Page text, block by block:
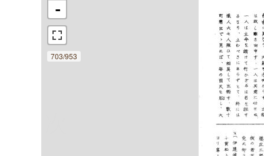
-
703/953